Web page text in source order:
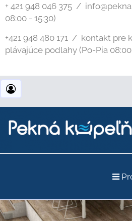
+ 421 948 046 375 /
08:00 - 15:30)
+421 948 480 171 / kontakt pre
plávajúce podlahy (Po-Pia 08:00